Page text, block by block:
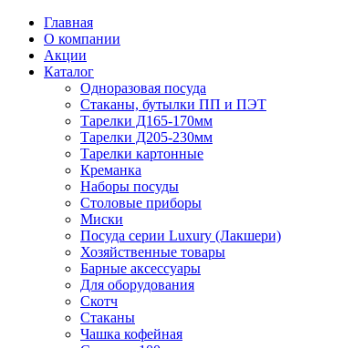
Главная
О компании
Акции
Каталог
Одноразовая посуда
Стаканы, бутылки ПП и ПЭТ
Тарелки Д165-170мм
Тарелки Д205-230мм
Тарелки картонные
Креманка
Наборы посуды
Столовые приборы
Миски
Посуда серии Luxury (Лакшери)
Хозяйственные товары
Барные аксессуары
Для оборудования
Скотч
Стаканы
Чашка кофейная